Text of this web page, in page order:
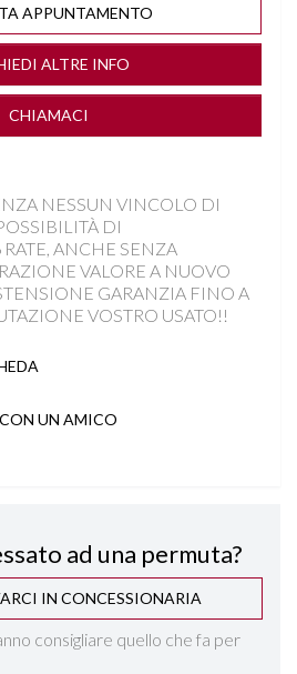
DI BORDO
TRAZIONE
LATO PASSEGGERO
MODE
FULL LED
USB
USB POSTERIORE
APPUNTAMENTO
ALTRE INFO
CHIAMACI
NESSUN VINCOLO DI
DI
ANCHE SENZA
VALORE A NUOVO
GARANZIA FINO A
VOSTRO USATO!!
UN AMICO
ad una permuta?
IN CONCESSIONARIA
consigliare quello che fa per